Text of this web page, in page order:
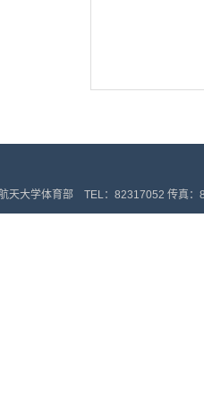
天大学体育部 TEL：82317052 传真